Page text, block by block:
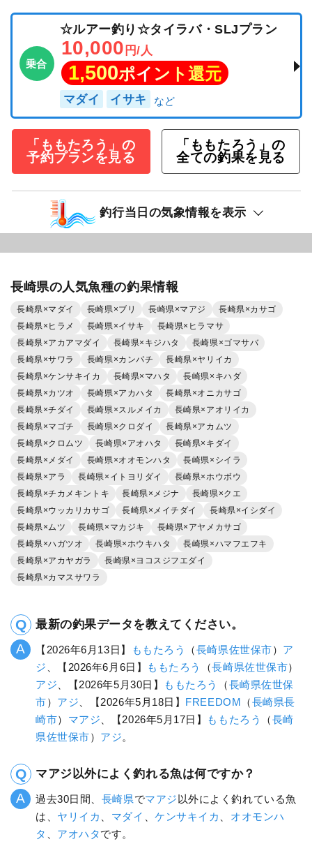
乗合
☆ルアー釣り☆タイラバ・SLJプラン
10,000 円/人
1,500ポイント還元
マダイ イサキ
「ももたろう」の
予約プランを見る
「ももたろう」の
全ての釣果を見る
釣行当日の気象情報を表示
長崎県の人気魚種の釣果情報
長崎県×マダイ 長崎県×ブリ 長崎県×マアジ
長崎県×カサゴ
長崎県×ヒラメ
長崎県×イサキ
長崎県×ヒラマサ
長崎県×アカアマダイ
長崎県×キジハタ
長崎県×ゴマサバ
長崎県×サワラ
長崎県×カンパチ
長崎県×ヤリイカ
長崎県×ケンサキイカ
長崎県×マハタ
長崎県×キハダ
長崎県×カツオ
長崎県×アカハタ
長崎県×オニカサゴ
長崎県×チダイ
長崎県×スルメイカ
長崎県×アオリイカ
長崎県×マゴチ
長崎県×クロダイ
長崎県×アカムツ
長崎県×クロムツ
長崎県×アオハタ
長崎県×キダイ
長崎県×メダイ
長崎県×オオモンハタ
長崎県×シイラ
長崎県×アラ
長崎県×イトヨリダイ
長崎県×ホウボウ
長崎県×チカメキントキ
長崎県×メジナ
長崎県×クエ
長崎県×ウッカリカサゴ
長崎県×メイチダイ
長崎県×イシダイ
長崎県×ムツ
長崎県×マカジキ
長崎県×アヤメカサゴ
長崎県×ハガツオ
長崎県×ホウキハタ
長崎県×ハマフエフキ
長崎県×アカヤガラ
長崎県×ヨコスジフエダイ
長崎県×カマスサワラ
最新の釣果データを教えてください。
【2026年6月13日】 ももたろう （長崎県佐世保市） ア
ジ 、【2026年6月6日】 ももたろう （長崎県佐世保市）
アジ 、【2026年5月30日】 ももたろう （長崎県佐世保
市） アジ 、【2026年5月18日】 FREEDOM （長崎県長
崎市） マアジ 、【2026年5月17日】 ももたろう （長崎
県佐世保市） アジ。
マアジ以外によく釣れる魚は何ですか？
過去30日間、 長崎県でマアジ 以外によく釣れている魚
は、 ヤリイカ マダイ 、ケンサキイカ
オオモンハ
タ
アオハタです。